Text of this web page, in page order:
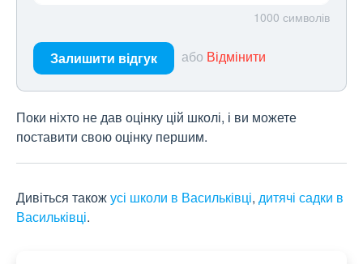
1000 символів
Залишити відгук або Відмінити
Поки ніхто не дав оцінку цій школі, і ви можете
поставити свою оцінку першим.
Дивіться такожусі школи в Васильківці, дитячі садки в
Васильківці.